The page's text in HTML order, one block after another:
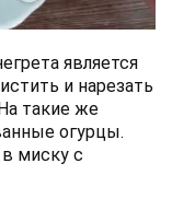
является
и нарезать
такие же
огурцы.
миску с